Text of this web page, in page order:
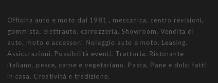
Officina auto e moto dal 1981 , meccanica, centro revisioni,
gommista, elettrauto, carrozzeria. Showroom. Vendita di
auto, moto e accessori. Noleggio auto e moto. Leasing.
Assicurazioni. Possibilità eventi. Trattoria. Ristorante
italiano, pesce, carne e vegetariano. Pasta, Pane e dolci fatti
in casa. Creatività e tradizione.